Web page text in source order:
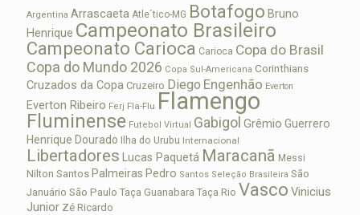
Argentina Arrascaeta Atle´tico-MG Botafogo Bruno
Henrique Campeonato Brasileiro
Campeonato Carioca Carioca Copa do Brasil
Copa do Mundo 2026 Copa Sul-Americana Corinthians
Cruzados da Copa Cruzeiro Diego Engenhão Everton
Everton Ribeiro Ferj Fla-Flu Flamengo
Fluminense Futebol Virtual Gabigol Grêmio Guerrero
Henrique Dourado Ilha do Urubu Internacional
Libertadores Lucas Paquetá Maracanã Messi
Nilton Santos Palmeiras Pedro Santos Seleção Brasileira São
Januário São Paulo Taça Guanabara Taça Rio Vasco Vinicius
Junior Zé Ricardo